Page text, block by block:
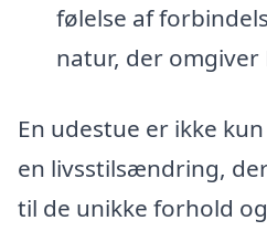
følelse af
natur, der omgiver
En udestue er ikke
en livsstilsændring,
til de unikke forhold